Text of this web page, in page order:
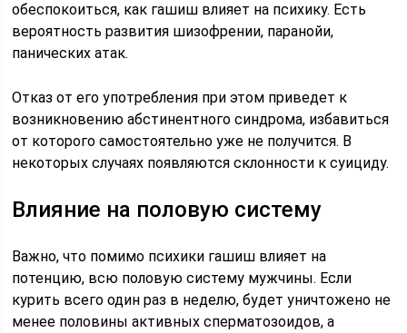
обеспокоиться, как гашиш влияет на психику. Есть
вероятность развития шизофрении, паранойи,
панических атак.
Отказ от его употребления при этом приведет к
возникновению абстинентного синдрома, избавиться
от которого самостоятельно уже не получится. В
некоторых случаях появляются склонности к суициду.
Влияние на половую систему
Важно, что помимо психики гашиш влияет на
потенцию, всю половую систему мужчины. Если
курить всего один раз в неделю, будет уничтожено не
менее половины активных сперматозоидов, а